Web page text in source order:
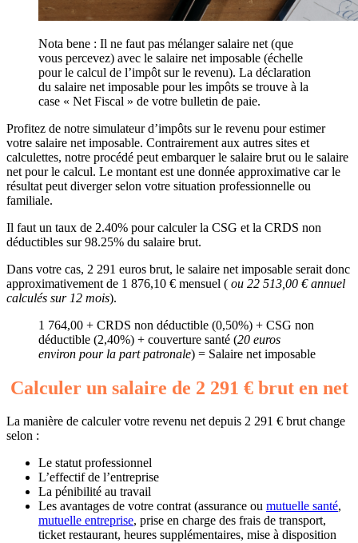
Nota bene : Il ne faut pas mélanger salaire net (que
vous percevez) avec le salaire net imposable (échelle
pour le calcul de l’impôt sur le revenu). La déclaration
du salaire net imposable pour les impôts se trouve à la
case « Net Fiscal » de votre bulletin de paie.
Profitez de notre simulateur d’impôts sur le revenu pour estimer
votre salaire net imposable. Contrairement aux autres sites et
calculettes, notre procédé peut embarquer le salaire brut ou le salaire
net pour le calcul. Le montant est une donnée approximative car le
résultat peut diverger selon votre situation professionnelle ou
familiale.
Il faut un taux de 2.40% pour calculer la CSG et la CRDS non
déductibles sur 98.25% du salaire brut.
Dans votre cas, 2 291 euros brut, le salaire net imposable serait donc
approximativement de 1 876,10 € mensuel ( ou 22 513,00 € annuel
calculés sur 12 mois).
1 764,00 + CRDS non déductible (0,50%) + CSG non
déductible (2,40%) + couverture santé (20 euros
environ pour la part patronale) = Salaire net imposable
Calculer un salaire de 2 291 € brut en net
La manière de calculer votre revenu net depuis 2 291 € brut change
selon :
Le statut professionnel
L’effectif de l’entreprise
La pénibilité au travail
Les avantages de votre contrat (assurance ou mutuelle santé,
mutuelle entreprise, prise en charge des frais de transport,
ticket restaurant, heures supplémentaires, mise à disposition